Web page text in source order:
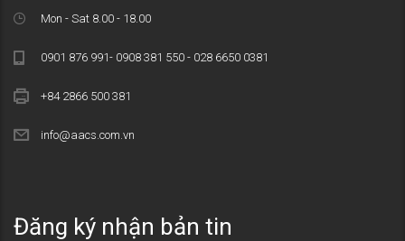
Mon - Sat 8.00 - 18.00
0901 876 991- 0908 381 550 - 028 6650 0381
+84 2866 500 381
info@aacs.com.vn
Đăng ký nhận bản tin